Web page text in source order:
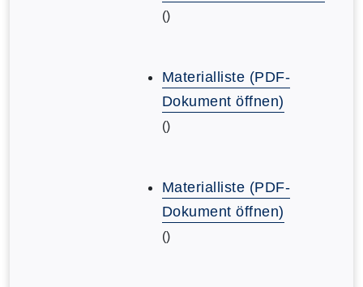
()
Materialliste (PDF-
Dokument öffnen)
()
Materialliste (PDF-
Dokument öffnen)
()